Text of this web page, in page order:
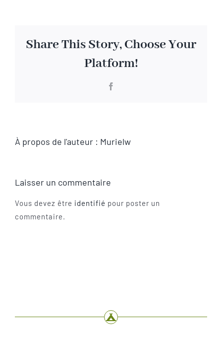
Share This Story, Choose Your
Platform!
À propos de l'auteur : Murielw
Laisser un commentaire
Vous devez être identifié pour poster un
commentaire.